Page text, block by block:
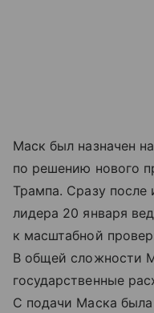
Маск был назначен
по решению нового
Трампа. Сразу после
лидера 20 января
к масштабной
В общей сложности
государственные
С подачи Маска была